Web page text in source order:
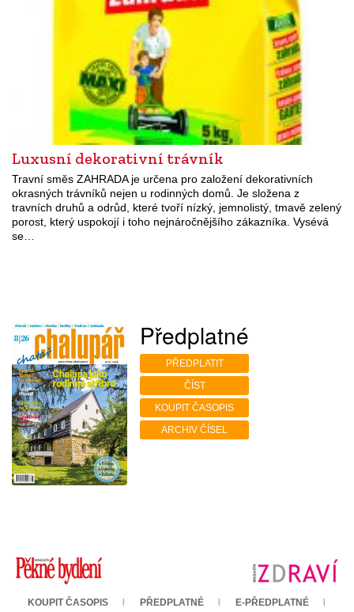
Luxusní dekorativní trávník
Travní směs ZAHRADA je určena pro založení dekorativních
okrasných trávníků nejen u rodinných domů. Je složena z
travních druhů a odrůd, které tvoří nízký, jemnolistý, tmavě zelený
porost, který uspokojí i toho nejnáročnějšího zákazníka. Vysévá
se…
Předplatné
PŘEDPLATIT
ČÍST
KOUPIT ČASOPIS
ARCHIV ČÍSEL
KOUPIT ČASOPIS PŘEDPLATNÉ E-PŘEDPLATNÉ